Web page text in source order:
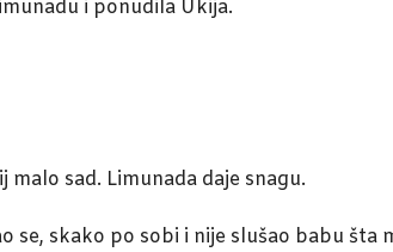
i ponudila Ukija.
sad. Limunada daje snagu.
se, skako po sobi i nije slušao babu šta